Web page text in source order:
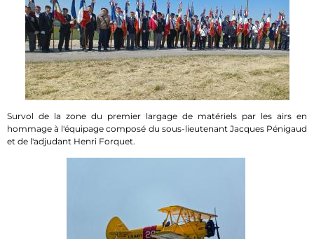
Survol de la zone du premier largage de matériels par les airs en
hommage à l'équipage composé du sous-lieutenant Jacques Pénigaud
et de l'adjudant Henri Forquet.